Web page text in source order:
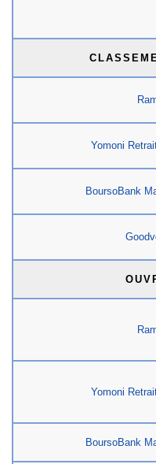
Yomoni
BoursoBank
Yomoni
BoursoBank